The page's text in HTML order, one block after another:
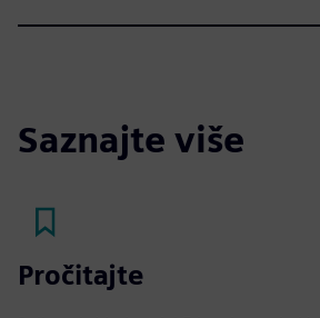
Saznajte više
Pročitajte